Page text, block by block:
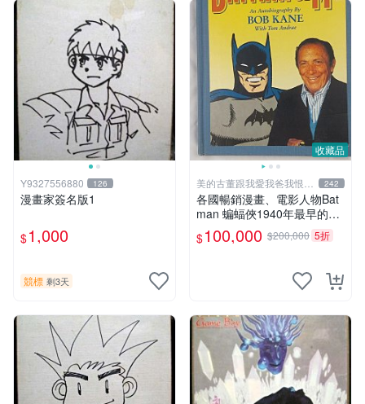
Y9327556880 126
漫畫家簽名版1
$1,000
競標 剩3天
收藏品
美的古董跟我愛我爸我恨壞
人
242
各國暢銷漫畫、電影人物Bat
man 蝙蝠俠1940年最早的創
作者，這本書是Batman and
me 是Bob Kane1990年出的
$100,000 $200,000 5折